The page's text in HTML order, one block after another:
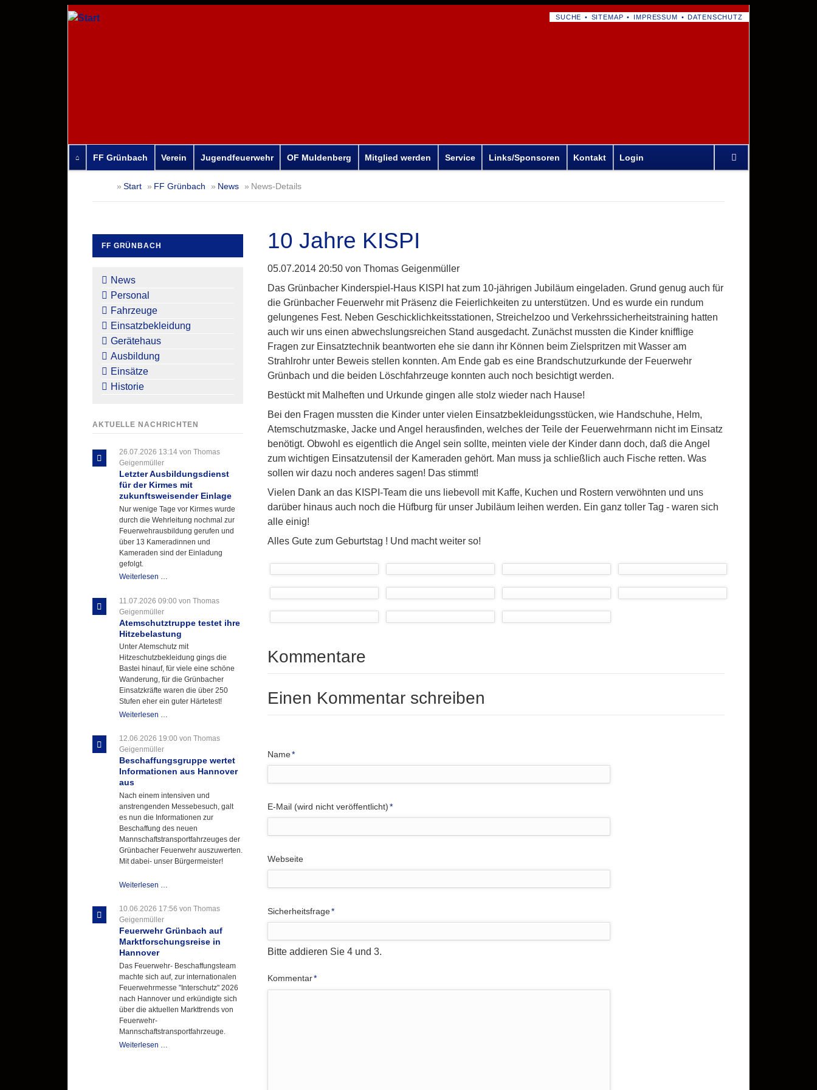
NAVIGATION
SUCHE SITEMAP IMPRESSUM DATENSCHUTZ
überspringen
FF Grünbach Verein Jugendfeuerwehr OF Muldenberg Mitglied werden Service Links/Sponsoren Kontakt Login
überspringen
Start FF Grünbach News News-Details
10 Jahre KISPI
05.07.2014 20:50 von Thomas Geigenmüller
Das Grünbacher Kinderspiel-Haus KISPI hat zum 10-jährigen Jubiläum eingeladen. Grund genug auch für
die Grünbacher Feuerwehr mit Präsenz die Feierlichkeiten zu unterstützen. Und es wurde ein rundum
gelungenes Fest. Neben Geschicklichkeitsstationen, Streichelzoo und Verkehrssicherheitstraining hatten
auch wir uns einen abwechslungsreichen Stand ausgedacht. Zunächst mussten die Kinder knifflige
Fragen zur Einsatztechnik beantworten ehe sie dann ihr Können beim Zielspritzen mit Wasser am
Strahlrohr unter Beweis stellen konnten. Am Ende gab es eine Brandschutzurkunde der Feuerwehr
Grünbach und die beiden Löschfahrzeuge konnten auch noch besichtigt werden.
Bestückt mit Malheften und Urkunde gingen alle stolz wieder nach Hause!
Bei den Fragen mussten die Kinder unter vielen Einsatzbekleidungsstücken, wie Handschuhe, Helm,
Atemschutzmaske, Jacke und Angel herausfinden, welches der Teile der Feuerwehrmann nicht im Einsatz
benötigt. Obwohl es eigentlich die Angel sein sollte, meinten viele der Kinder dann doch, daß die Angel
zum wichtigen Einsatzutensil der Kameraden gehört. Man muss ja schließlich auch Fische retten. Was
sollen wir dazu noch anderes sagen! Das stimmt!
Vielen Dank an das KISPI-Team die uns liebevoll mit Kaffe, Kuchen und Rostern verwöhnten und uns
darüber hinaus auch noch die Hüfburg für unser Jubiläum leihen werden. Ein ganz toller Tag - waren sich
alle einig!
Alles Gute zum Geburtstag ! Und macht weiter so!
Kommentare
Einen Kommentar schreiben
Pflichtfeld
Name*
Pflichtfeld
E-Mail (wird nicht veröffentlicht)*
Webseite
Pflichtfeld
Sicherheitsfrage*
Bitte addieren Sie 4 und 3.
Pflichtfeld
Kommentar*
FF GRÜNBACH
überspringen
News
Personal
Fahrzeuge
Einsatzbekleidung
Gerätehaus
Ausbildung
Einsätze
Historie
AKTUELLE NACHRICHTEN
26.07.2026 13:14 von Thomas
Geigenmüller
Letzter Ausbildungsdienst
für der Kirmes mit
zukunftsweisender Einlage
Nur wenige Tage vor Kirmes wurde
durch die Wehrleitung nochmal zur
Feuerwehrausbildung gerufen und
über 13 Kameradinnen und
Kameraden sind der Einladung
gefolgt.
Weiterlesen …
für
Kirmes
mit
zukunftsweisender
Einlage
11.07.2026 09:00 von Thomas
Geigenmüller
Atemschutztruppe testet ihre
Hitzebelastung
Unter Atemschutz mit
Hitzeschutzbekleidung gings die
Bastei hinauf, für viele eine schöne
Wanderung, für die Grünbacher
Einsatzkräfte waren die über 250
Stufen eher ein guter Härtetest!
Weiterlesen …
ihre
12.06.2026 19:00 von Thomas
Geigenmüller
Beschaffungsgruppe wertet
Informationen aus Hannover
aus
Nach einem intensiven und
anstrengenden Messebesuch, galt
es nun die Informationen zur
Beschaffung des neuen
Mannschaftstransportfahrzeuges der
Grünbacher Feuerwehr auszuwerten.
Mit dabei- unser Bürgermeister!
Weiterlesen …
Informationen
Hannover
aus
10.06.2026 17:56 von Thomas
Geigenmüller
Feuerwehr Grünbach auf
Marktforschungsreise in
Hannover
Das Feuerwehr- Beschaffungsteam
machte sich auf, zur internationalen
Feuerwehrmesse "Interschutz" 2026
nach Hannover und erkündigte sich
über die aktuellen Markttrends von
Feuerwehr-
Mannschaftstransportfahrzeuge.
Weiterlesen …